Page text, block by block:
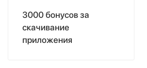
3000 бонусов за
скачивание
приложения